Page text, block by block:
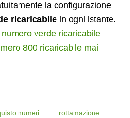
la configurazione
ricaricabile in ogni istante.
verde ricaricabile
800 ricaricabile mai
numeri
rottamazione